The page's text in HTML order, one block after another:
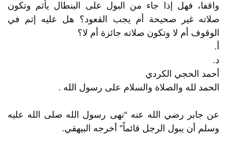
واقفا، فهل إذا جاء من البول على البنطال يأثم وتكون
صلاته غير صحيحة أم يجب القعود؟ هل عليه إثم في
الوقوف أم لا وتكون صلاته جائزة أم لا؟
أ.
د.
أحمد الحجي الكردي
الحمد لله والصلاة والسلام على رسول الله .
عن جابر رضي الله عنه “نهى رسول الله صلى الله عليه
وسلم أن يبول الرجل قائماً” أخرجه البيهقي.